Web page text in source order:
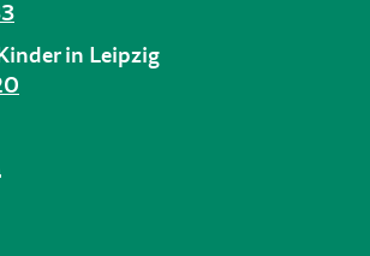
in Leipzig